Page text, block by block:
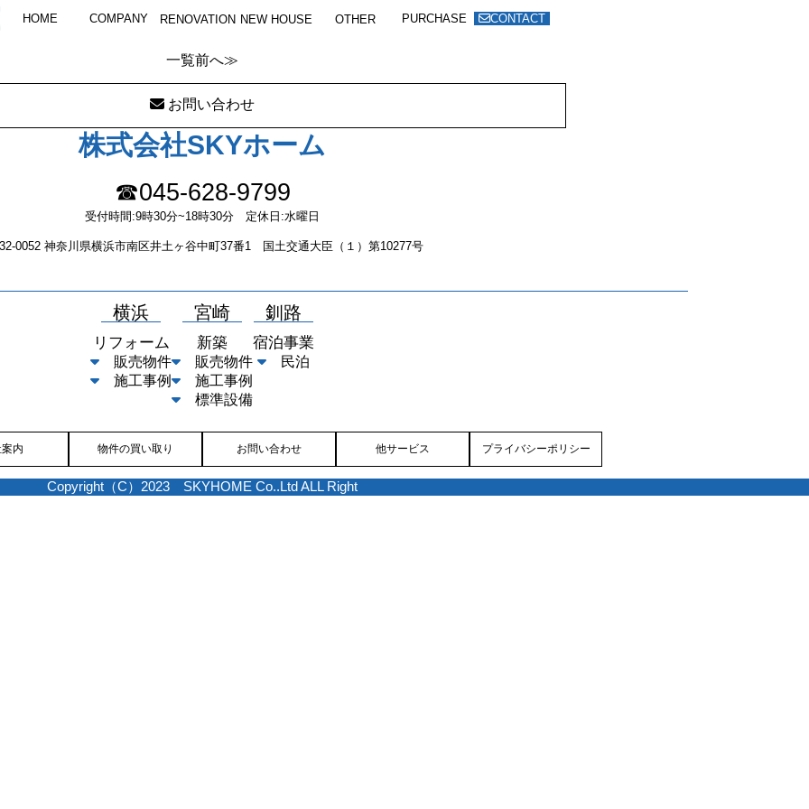
HOME COMPANY RENOVATION NEW HOUSE OTHER PURCHASE CONTACT
OLYMPUS DIGITAL CAMERA
一覧前へ≫
お問い合わせ
株式会社SKYホーム
☎045-628-9799
受付時間:9時30分~18時30分 定休日:水曜日
0052 神奈川県横浜市南区井土ヶ谷中町37番1 国土交通大臣（１）第10277号
横浜
リフォーム
販売物件
施工事例
宮崎
新築
販売物件
施工事例
標準設備
釧路
宿泊事業
民泊
内 物件の買い取り お問い合わせ 他サービス プライバシーポリシー
Copyright（C）2023 SKYHOME Co..Ltd ALL Right